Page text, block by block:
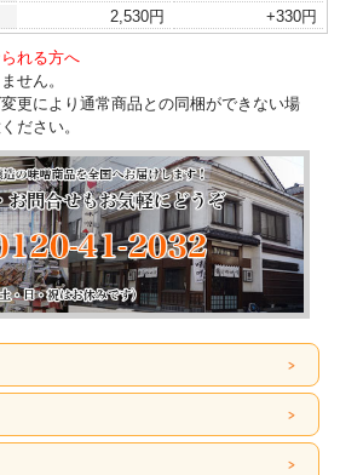
2,530円 +330円
れる方へ
せん。
更により通常商品との同梱ができない場
ださい。